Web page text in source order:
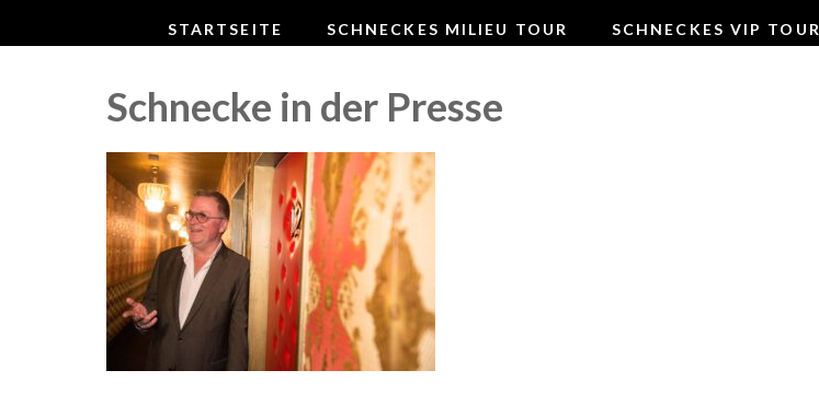
STARTSEITE SCHNECKES MILIEU TOUR SCHNECKES VIP TOUR
Schnecke in der Presse